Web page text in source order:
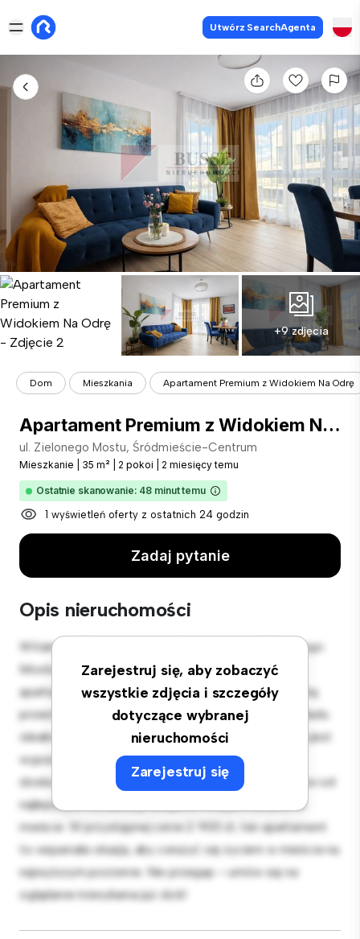
Utwórz SearchAgenta
+9 zdjęcia
Dom Mieszkania Apartament Premium z Widokiem Na Odrę
Apartament Premium z Widokiem Na Odrę
ul. Zielonego Mostu, Śródmieście-Centrum
Mieszkanie 35 m² 2 pokoi 2 miesięcy temu
Ostatnie skanowanie: 48 minut temu
1 wyświetleń oferty z ostatnich 24 godzin
Zadaj pytanie
Opis nieruchomości
Zarejestruj się, aby zobaczyć
wszystkie zdjęcia i szczegóły
dotyczące wybranej
nieruchomości
Zarejestruj się
Witamy w Twojej nowej miejskiej oazie w ul. Zielonego
Mostu, Śródmieście-Centrum! Ten nowoczesny
apartament z 2 sypialniami oferuje stylową i przytulną
przestrzeń do zamieszkania. Otwarta koncepcja układu
idealnie nadaje się do rozrywki, a elegancka kuchnia jest
wyposażona w najwyższej jakości sprzęt. Dzięki
doskonałej lokalizacji będziesz zaledwie kilka kroków od
najlepszych restauracji, sklepów i miejsc rozrywki w
mieście. W przystępnej cenie 2 900 zł, ten apartament
to wspaniała okazja, aby cieszyć się życiem w mieście na
najwyższym poziomie. Nie przegap – umów się na
oglądanie mieszkania już dziś!